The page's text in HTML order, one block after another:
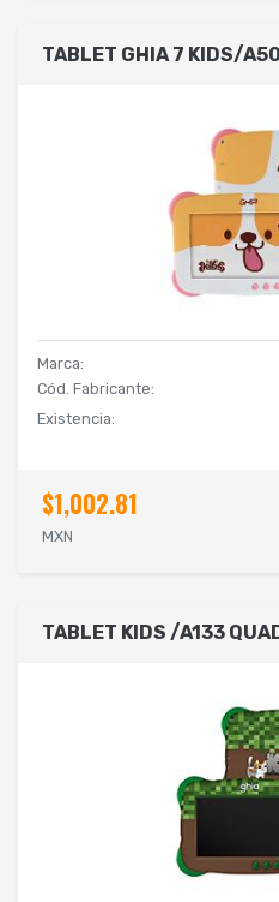
Marca:
Cód. Fabricante:
Existencia:
$1,002.81
MXN